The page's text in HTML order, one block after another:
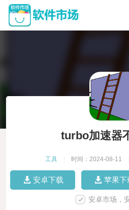
turbo加速器
工具 时间：2024-08-11
安卓下载 苹果下
安卓市场，